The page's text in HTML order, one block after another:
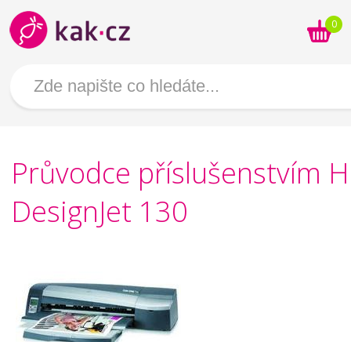
0
Průvodce příslušenstvím
DesignJet 130